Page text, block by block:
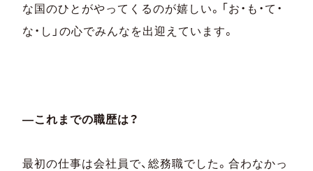
な国のひとがやってくるのが嬉しい。「お・も・て・
な・し」の心でみんなを出迎えています。
―これまでの職歴は？
最初の仕事は会社員で、総務職でした。合わなかっ